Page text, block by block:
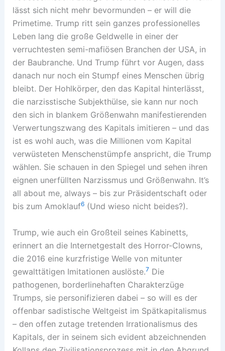
lässt sich nicht mehr bevormunden – er will die
Primetime. Trump ritt sein ganzes professionelles
Leben lang die große Geldwelle in einer der
verruchtesten semi-mafiösen Branchen der USA, in
der Baubranche. Und Trump führt vor Augen, dass
danach nur noch ein Stumpf eines Menschen übrig
bleibt. Der Hohlkörper, den das Kapital hinterlässt,
die narzisstische Subjekthülse, sie kann nur noch
den sich in blankem Größenwahn manifestierenden
Verwertungszwang des Kapitals imitieren – und das
ist es wohl auch, was die Millionen vom Kapital
verwüsteten Menschenstümpfe anspricht, die Trump
wählen. Sie schauen in den Spiegel und sehen ihren
eignen unerfüllten Narzissmus und Größenwahn. It’s
all about me, always – bis zur Präsidentschaft oder
bis zum Amoklauf6(Und wieso nicht beides?).
Trump, wie auch ein Großteil seines Kabinetts,
erinnert an die Internetgestalt des Horror-Clowns,
die 2016 eine kurzfristige Welle von mitunter
gewalttätigen Imitationen auslöste.7 Die
pathogenen, borderlinehaften Charakterzüge
Trumps, sie personifizieren dabei – so will es der
offenbar sadistische Weltgeist im Spätkapitalismus
– den offen zutage tretenden Irrationalismus des
Kapitals, der in seinem sich evident abzeichnenden